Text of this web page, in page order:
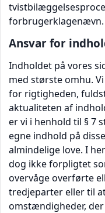
forbrugerklagenævn.
Ansvar for
Indholdet på vores
med største omhu.
for rigtigheden,
aktualiteten af
er vi i henhold til § 7
egne indhold på
almindelige love. I
dog ikke forpligtet
overvåge overførte
tredjeparter eller til
omstændigheder,